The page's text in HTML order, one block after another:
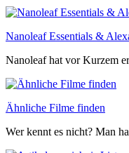
Nanoleaf Essentials &
Nanoleaf hat vor Kurzem
Ähnliche Filme finden
Wer kennt es nicht? Man